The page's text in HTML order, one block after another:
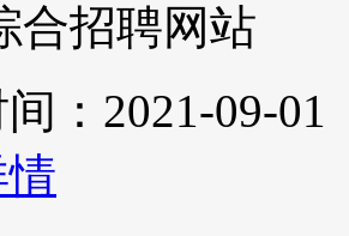
合招聘网站
：2021-09-01
情